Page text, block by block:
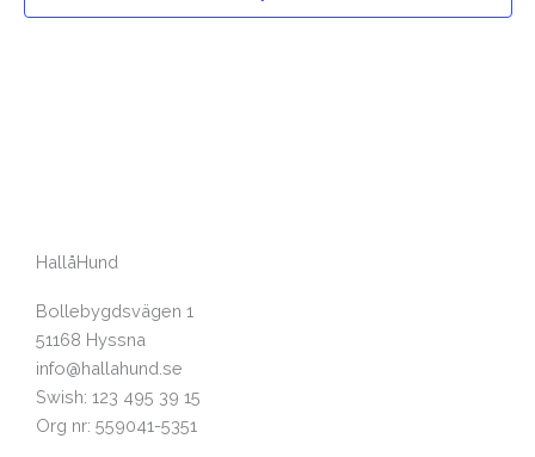
HallåHund
Bollebygdsvägen 1
51168 Hyssna
info@hallahund.se
Swish: 123 495 39 15
Org nr: 559041-5351